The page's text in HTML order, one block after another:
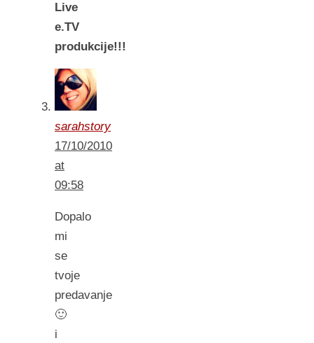
Live
e.TV
produkcije!!!
sarahstory
17/10/2010
at
09:58
Dopalo
mi
se
tvoje
predavanje
🙂
i